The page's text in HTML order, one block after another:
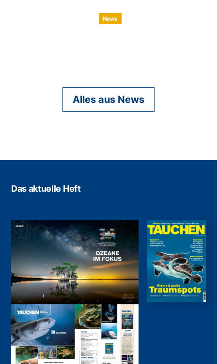
News
Alles aus News
Das aktuelle Heft